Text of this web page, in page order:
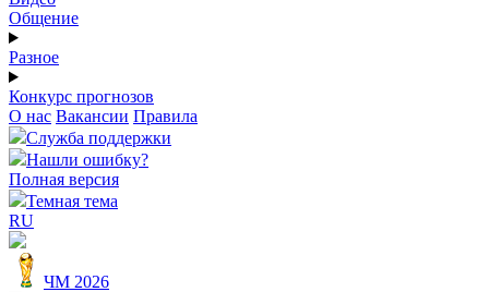
Общение
Разное
Конкурс прогнозов
О нас Вакансии Правила
Служба поддержки
Нашли ошибку?
Полная версия
Темная тема
RU
ЧМ 2026